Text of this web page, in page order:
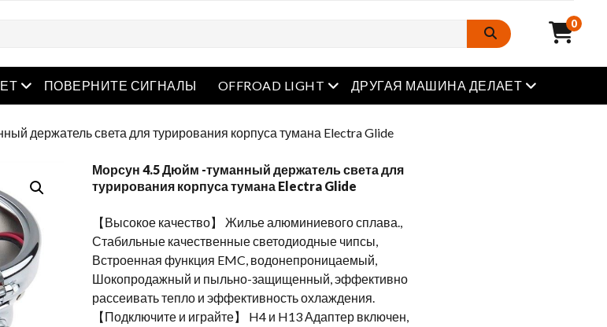
0
Открытое меню
ПОВЕРНИТЕ СИГНАЛЫ OFFROAD LIGHT Открытое меню
ДРУГАЯ МАШИНА ДЕЛАЕТ Открытое
держатель света для турирования корпуса тумана Electra Glide
Морсун 4.5 Дюйм -туманный держатель света для
турирования корпуса тумана Electra Glide
【Высокое качество】 Жилье алюминиевого сплава.,
Стабильные качественные светодиодные чипсы,
Встроенная функция EMC, водонепроницаемый,
Шокопродажный и пыльно-защищенный, эффективно
рассеивать тепло и эффективность охлаждения.
【Подключите и играйте】 H4 и H13 Адаптер включен,